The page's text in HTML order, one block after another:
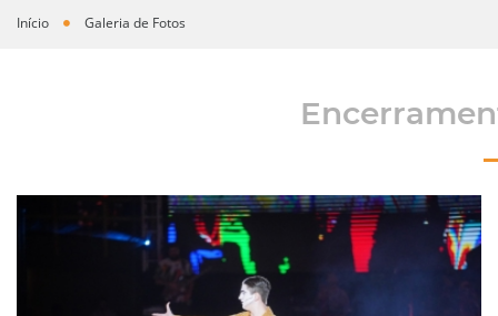
Você está aqui
Início Galeria de Fotos